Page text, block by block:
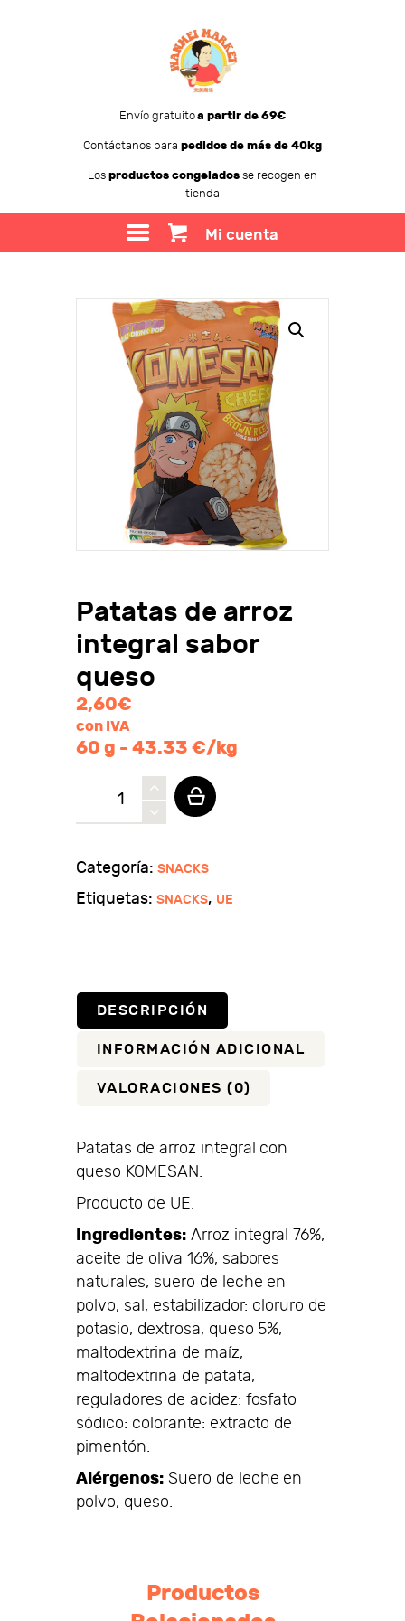
Envío gratuitoa partir de 69€
Contáctanos parapedidos de más de 40kg
Losproductos congeladosse recogen en
tienda
Mi cuenta
WANMEI MARKET
SOBRE WANMEI
Patatas de arroz
integral sabor
queso
2,60€
con IVA
60 g - 43.33 €/kg
Patatas
integral
sabor
queso
Categoría: SNACKS
Etiquetas: SNACKS, UE
DESCRIPCIÓN
INFORMACIÓN ADICIONAL
VALORACIONES (0)
Patatas de arroz integral con
queso KOMESAN.
Producto de UE.
Ingredientes:Arroz integral 76%,
aceite de oliva 16%, sabores
naturales, suero de leche en
polvo, sal, estabilizador: cloruro de
potasio, dextrosa, queso 5%,
maltodextrina de maíz,
maltodextrina de patata,
reguladores de acidez: fosfato
sódico: colorante: extracto de
pimentón.
Alérgenos:Suero de leche en
polvo, queso.
Productos